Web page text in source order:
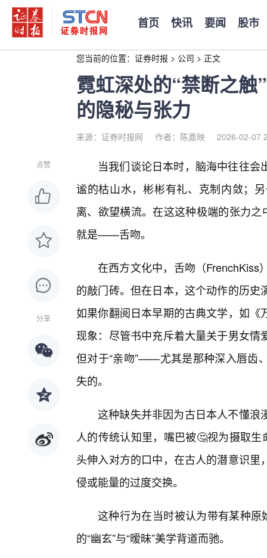
首页 快讯 要闻 股市
您当前的位置： 证券时报 > 公司 > 正文
霓虹深处的“禁断之
的隐秘与张力
来源：证券时报网 作者：陈嘉映 2026-02-07
点赞
分享
当我们谈论日本时，脑海中往往
谧的枯山水，彬彬有礼、克制内敛；
离、欲望横流。在这这种极端的张力
就是——舌吻。
在西方文化中，舌吻（FrenchKiss
的敲门砖。但在日本，这个动作的历
如果你翻阅日本早期的古典文学，如
现象：尽管书中充斥着大量关于男女
但对于“亲吻”——尤其是那种深入唇齿
失的。
这种缺失并非因为古日本人不懂浪
人的传统认知里，嘴巴被🤔视为摄取
头伸入对方的口中，在古人的潜意识
侵或能量的过度交换。
这种行为在当时被认为带有某种原
的“幽玄”与“暧昧”美学背道而驰。